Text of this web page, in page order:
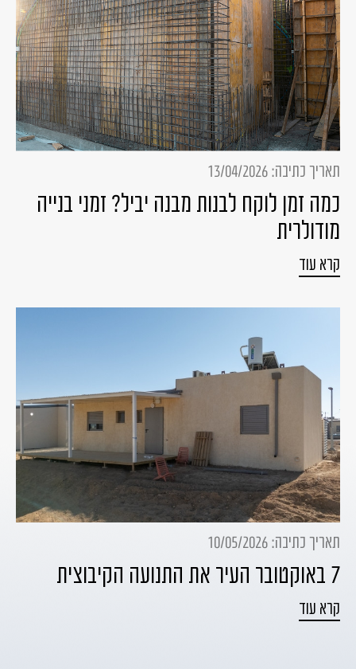
תאריך כתיבה: 13/04/2026
כמה זמן לוקח לבנות מבנה יביל? זמני בנייה
מודולרית
קרא עוד
תאריך כתיבה: 10/05/2026
7 באוקטובר העיר את התנועה הקיבוצית
קרא עוד